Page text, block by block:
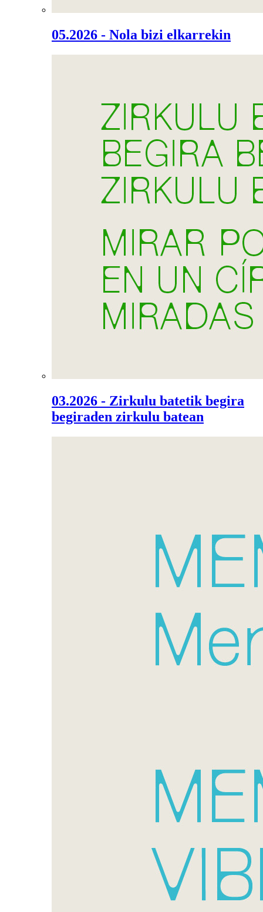
05.2026 - Nola bizi elkarrekin
03.2026 - Zirkulu batetik begira
begiraden zirkulu batean